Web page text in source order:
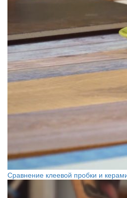
Сравнение клеевой пробки и